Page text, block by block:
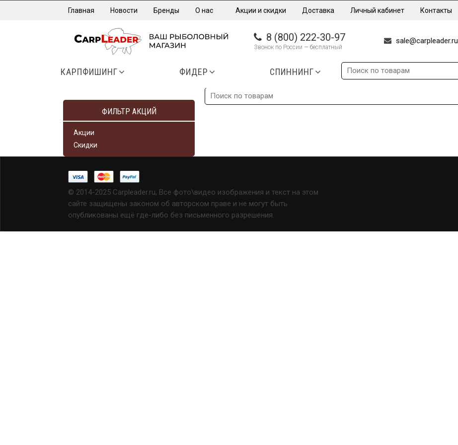
Главная Новости Бренды О нас Акции и скидки Доставка Личный кабинет Контакты
8 (800) 222-30-97
Звонок по России — бесплатный
sale@carpleader.ru
КАРПФИШИНГ ФИДЕР СПИННИНГ
ФИЛЬТР АКЦИЙ
Акции
Скидки
© 2014-2025 Carpleader.ru, Все фото\видео изображения и текст на этом
сайте защищены законом об авторском праве и не могут быть
опубликованы ещё где-либо без письменного разрешения.